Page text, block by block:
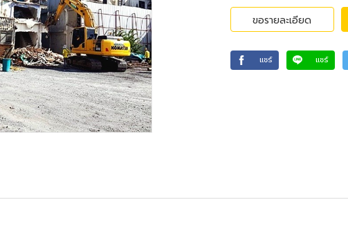
ขอรายละเอียด
แชร์ แชร์